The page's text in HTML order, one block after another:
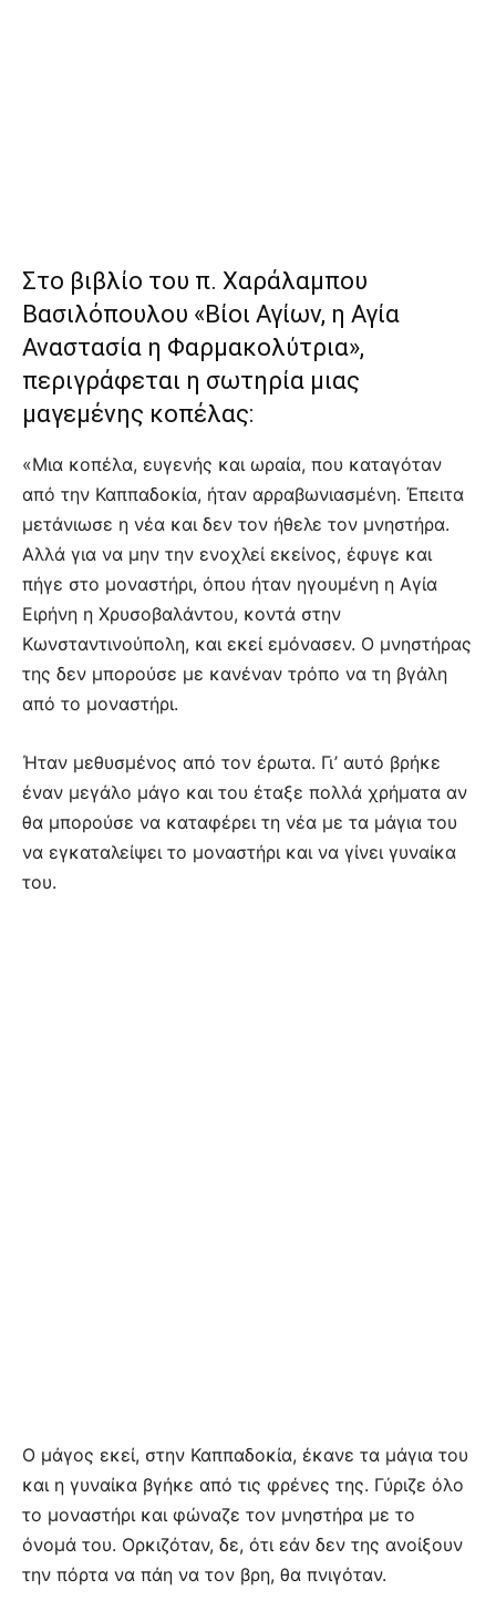
Στο βιβλίο του π. Χαράλαμπου
Βασιλόπουλου «Βίοι Αγίων, η Αγία
Αναστασία η Φαρμακολύτρια»,
περιγράφεται η σωτηρία μιας
μαγεμένης κοπέλας:
«Μια κοπέλα, ευγενής και ωραία, που καταγόταν
από την Καππαδοκία, ήταν αρραβωνιασμένη. Έπειτα
μετάνιωσε η νέα και δεν τον ήθελε τον μνηστήρα.
Αλλά για να μην την ενοχλεί εκείνος, έφυγε και
πήγε στο μοναστήρι, όπου ήταν ηγουμένη η Αγία
Ειρήνη η Χρυσοβαλάντου, κοντά στην
Κωνσταντινούπολη, και εκεί εμόνασεν. Ο μνηστήρας
της δεν μπορούσε με κανέναν τρόπο να τη βγάλη
από το μοναστήρι.
Ήταν μεθυσμένος από τον έρωτα. Γι’ αυτό βρήκε
έναν μεγάλο μάγο και του έταξε πολλά χρήματα αν
θα μπορούσε να καταφέρει τη νέα με τα μάγια του
να εγκαταλείψει το μοναστήρι και να γίνει γυναίκα
του.
Ο μάγος εκεί, στην Καππαδοκία, έκανε τα μάγια του
και η γυναίκα βγήκε από τις φρένες της. Γύριζε όλο
το μοναστήρι και φώναζε τον μνηστήρα με το
όνομά του. Ορκιζόταν, δε, ότι εάν δεν της ανοίξουν
την πόρτα να πάη να τον βρη, θα πνιγόταν.